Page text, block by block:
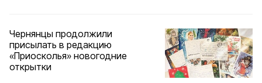
Чернянцы продолжили
присылать в редакцию
«Приосколья» новогодние
открытки